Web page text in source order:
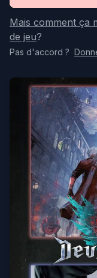
Mais comment ça
de jeu?
Pas d'accord ?